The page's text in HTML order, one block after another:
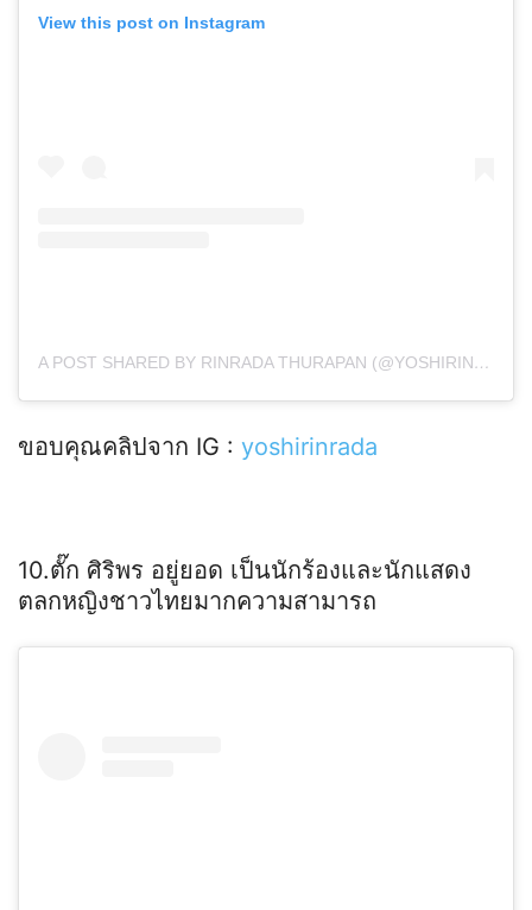
View this post on Instagram
A POST SHARED BY RINRADA THURAPAN (@YOSHIRINRADA)
ขอบคุณคลิปจาก IG : yoshirinrada
10.ตั๊ก ศิริพร อยู่ยอด เป็นนักร้องและนักแสดง
ตลกหญิงชาวไทยมากความสามารถ